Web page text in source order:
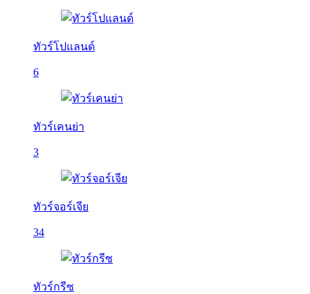
ทัวร์โปแลนด์
6
ทัวร์เคนย่า
3
ทัวร์จอร์เจีย
34
ทัวร์กรีซ